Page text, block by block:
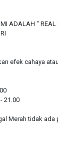
ADALAH " REAL
efek cahaya
21.00
Merah tidak